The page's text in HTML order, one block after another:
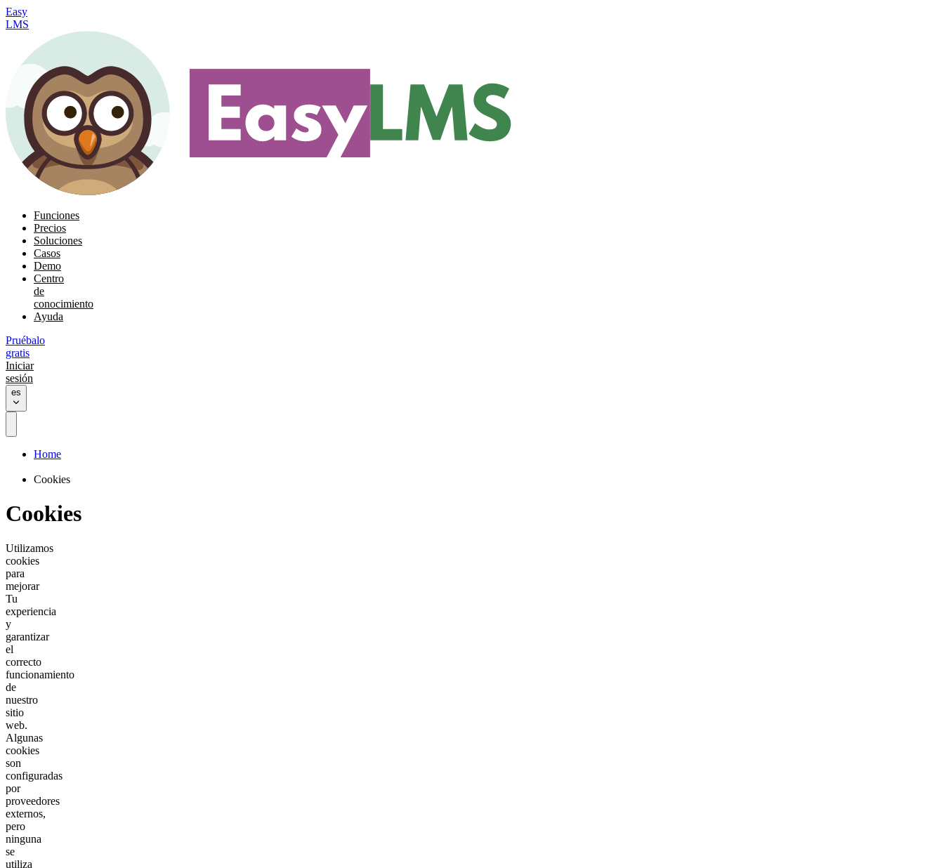
Easy
LMS
Funciones
Precios
Soluciones
Casos
Demo
Centro
de
conocimiento
Ayuda
Pruébalo
gratis
Iniciar
sesión
es
Home
Cookies
Cookies
Utilizamos
cookies
para
mejorar
Tu
experiencia
y
garantizar
el
correcto
funcionamiento
de
nuestro
sitio
web.
Algunas
cookies
son
configuradas
por
proveedores
externos,
pero
ninguna
se
utiliza